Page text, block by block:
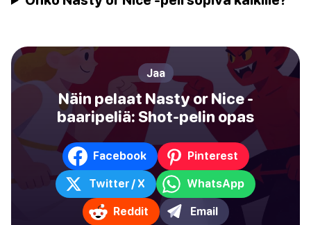
Jaa
Näin pelaat Nasty or Nice -
baaripeliä: Shot-pelin opas
Facebook Pinterest
Twitter / X WhatsApp
Reddit Email